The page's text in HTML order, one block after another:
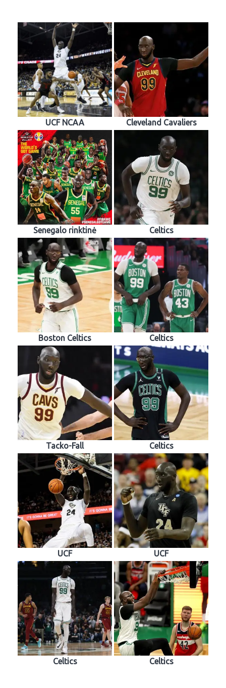
UCF NCAA Cleveland Cavaliers
Senegalo rinktinė Celtics
Boston Celtics Celtics
Tacko-Fall Celtics
UCF UCF
Celtics Celtics